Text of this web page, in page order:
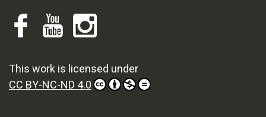
This work is licensed under
CC BY-NC-ND 4.0